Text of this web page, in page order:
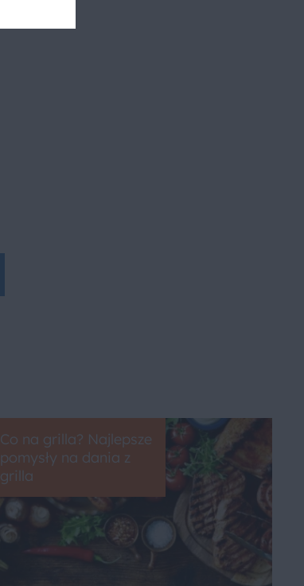
Co na grilla? Najlepsze
pomysły na dania z
grilla